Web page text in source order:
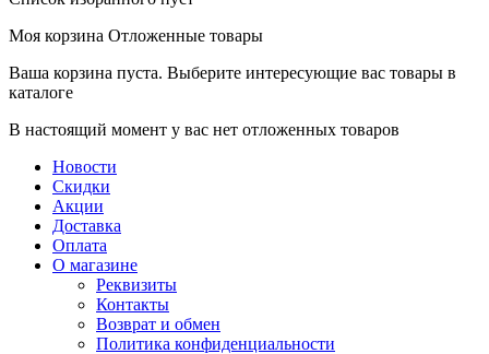
Моя корзина Отложенные товары
Ваша корзина пуста. Выберите интересующие вас товары в
каталоге
В настоящий момент у вас нет отложенных товаров
Новости
Скидки
Акции
Доставка
Оплата
О магазине
Реквизиты
Контакты
Возврат и обмен
Политика конфиденциальности